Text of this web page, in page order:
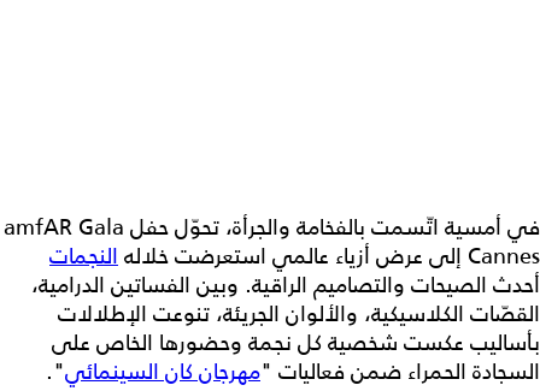
في أمسية اتّسمت بالفخامة والجرأة، تحوّل حفل amfAR Gala
Cannes إلى عرض أزياء عالمي استعرضت خلاله
النجمات
أحدث الصيحات والتصاميم الراقية. وبين الفساتين الدرامية،
القصّات الكلاسيكية، والألوان الجريئة، تنوعت الإطلالات
بأساليب عكست شخصية كل نجمة وحضورها الخاص على
السجادة الحمراء ضمن فعاليات "مهرجان كان السينمائي".